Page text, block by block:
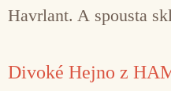
Havrlant. A spousta
Divoké Hejno z